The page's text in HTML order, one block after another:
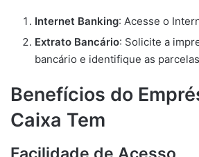
Internet Banking: Acesse o
Extrato Bancário: Solicite a
bancário e identifique as
Benefícios do
Caixa Tem